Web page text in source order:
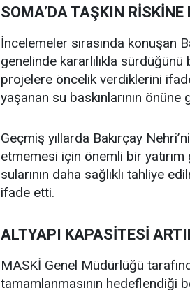
SOMA’DA TAŞKIN
İncelemeler sırasında konuşan
genelinde kararlılıkla
projelere öncelik verdiklerini
yaşanan su baskınlarının
Geçmiş yıllarda Bakırçay
etmemesi için önemli bir
sularının daha sağlıklı tahliye
ifade etti.
ALTYAPI KAPASİTESİ
MASKİ Genel Müdürlüğü
tamamlanmasının hedeflendiği